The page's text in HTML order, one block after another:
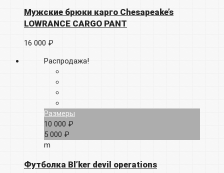
Мужские брюки карго Chesapeake’s
LOWRANCE CARGO PANT
16 000 ₽
Распродажа!
Размеры
10 000 ₽
5 000 ₽
m
Футболка Bl’ker devil operations